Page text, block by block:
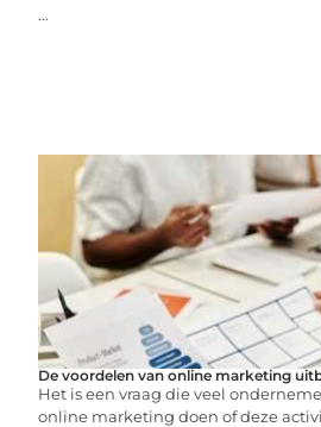
...
De voordelen van online marketing
Het is een vraag die veel
online marketing doen of deze